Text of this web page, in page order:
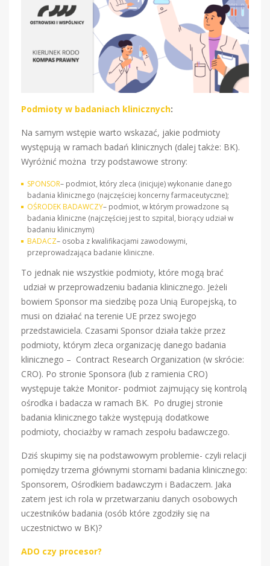
Podmioty w badaniach klinicznych:
Na samym wstępie warto wskazać, jakie podmioty
występują w ramach badań klinicznych (dalej także: BK).
Wyróżnić można trzy podstawowe strony:
SPONSOR– podmiot, który zleca (inicjuje) wykonanie danego
badania klinicznego (najczęściej koncerny farmaceutyczne);
OŚRODEK BADAWCZY– podmiot, w którym prowadzone są
badania kliniczne (najczęściej jest to szpital, biorący udział w
badaniu klinicznym)
BADACZ– osoba z kwalifikacjami zawodowymi,
przeprowadzająca badanie kliniczne.
To jednak nie wszystkie podmioty, które mogą brać
udział w przeprowadzeniu badania klinicznego. Jeżeli
bowiem Sponsor ma siedzibę poza Unią Europejską, to
musi on działać na terenie UE przez swojego
przedstawiciela. Czasami Sponsor działa także przez
podmioty, którym zleca organizację danego badania
klinicznego – Contract Research Organization (w skrócie:
CRO). Po stronie Sponsora (lub z ramienia CRO)
występuje także Monitor- podmiot zajmujący się kontrolą
ośrodka i badacza w ramach BK. Po drugiej stronie
badania klinicznego także występują dodatkowe
podmioty, chociażby w ramach zespołu badawczego.
Dziś skupimy się na podstawowym problemie- czyli relacji
pomiędzy trzema głównymi stornami badania klinicznego:
Sponsorem, Ośrodkiem badawczym i Badaczem. Jaka
zatem jest ich rola w przetwarzaniu danych osobowych
uczestników badania (osób które zgodziły się na
uczestnictwo w BK)?
ADO czy procesor?